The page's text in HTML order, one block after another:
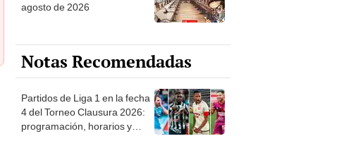
agosto de 2026
Notas Recomendadas
Partidos de Liga 1 en la fecha
4 del Torneo Clausura 2026:
programación, horarios y